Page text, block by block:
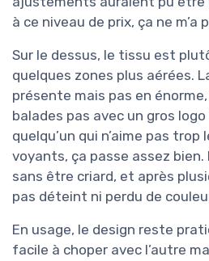
à ce niveau de prix, ça ne m’a
Sur le dessus, le tissu est
quelques zones plus aérées.
présente mais pas en
balades pas avec un gros
quelqu’un qui n’aime pas
voyants, ça passe assez
sans être criard, et après
pas déteint ni perdu de
En usage, le design reste
facile à choper avec l’autre